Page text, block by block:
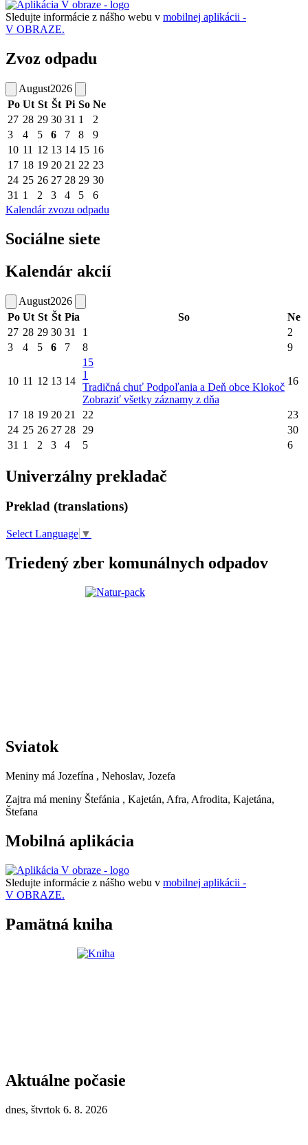
Sledujte informácie z nášho webu v mobilnej aplikácii -
V OBRAZE.
Zvoz odpadu
August2026
Po Ut St Št Pi So Ne
27 28 29 30 31 1
2
3
4 5 6 7 8
9
10 11 12 13 14 15 16
17 18 19 20 21 22 23
24 25 26 27 28 29 30
31 1 2 3 4 5
6
Kalendár zvozu odpadu
Sociálne siete
Kalendár akcií
August2026
Po Ut St Št Pia So
Ne
27 28 29 30 31 1
2
3
4 5 6 7 8 9
10 11 12 13 14
15
1
Tradičná chuť Podpoľania a Deň obce Klokoč
Zobraziť všetky záznamy z dňa
16
17 18 19 20 21 22
23
24 25 26 27 28 29
30
31 1 2 3 4 5 6
Univerzálny prekladač
Preklad (translations)
Select Language ▼
Triedený zber komunálnych odpadov
Sviatok
Meniny má Jozefína , Nehoslav, Jozefa
Zajtra má meniny Štefánia , Kajetán, Afra, Afrodita, Kajetána,
Štefana
Mobilná aplikácia
Sledujte informácie z nášho webu v mobilnej aplikácii -
V OBRAZE.
Pamätná kniha
Aktuálne počasie
dnes, štvrtok 6. 8. 2026